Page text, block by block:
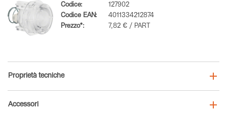
Codice:
127902
Codice EAN:
4011334212874
Prezzo*:
7,82 € / PART
Proprietà tecniche
Accessori